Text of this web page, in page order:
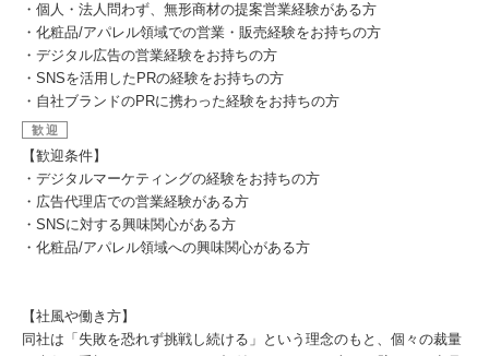
・個人・法人問わず、無形商材の提案営業経験がある方
・化粧品/アパレル領域での営業・販売経験をお持ちの方
・デジタル広告の営業経験をお持ちの方
・SNSを活用したPRの経験をお持ちの方
・自社ブランドのPRに携わった経験をお持ちの方
歓迎
【歓迎条件】
・デジタルマーケティングの経験をお持ちの方
・広告代理店での営業経験がある方
・SNSに対する興味関心がある方
・化粧品/アパレル領域への興味関心がある方
【社風や働き方】
同社は「失敗を恐れず挑戦し続ける」という理念のもと、個々の裁量